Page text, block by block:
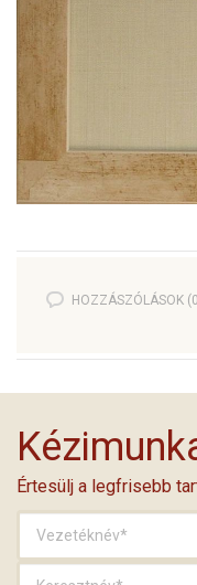
HOZZÁSZÓLÁSOK
Értesülj a legfrisebb